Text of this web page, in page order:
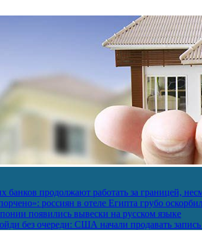
банков продолжают работать за границей,
россиян в отеле Египта грубо
появились вывески на русском языке
без очереди: США начали продавать